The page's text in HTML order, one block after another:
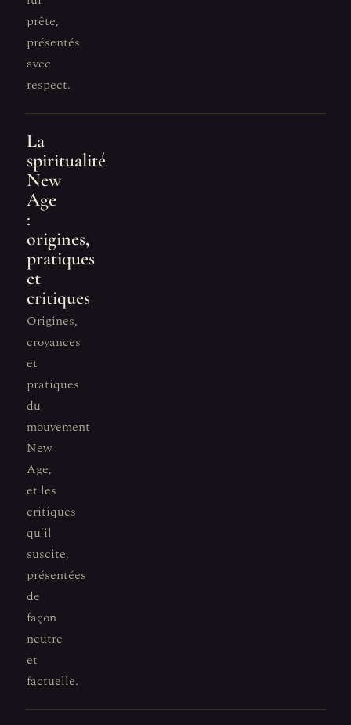
prête,
présentés
avec
respect.
La
spiritualité
New
Age
:
origines,
pratiques
et
critiques
Origines,
croyances
et
pratiques
du
mouvement
New
Age,
et les
critiques
qu'il
suscite,
présentées
de
façon
neutre
et
factuelle.